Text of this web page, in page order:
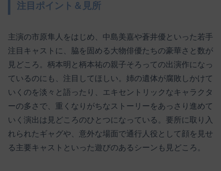
注目ポイント＆見所
主演の市原隼人をはじめ、中島美嘉や蒼井優といった若手
注目キャストに、脇を固める大物俳優たちの豪華さと数が
見どころ。柄本明と柄本祐の親子そろっての出演作になっ
ているのにも、注目してほしい。姉の遺体が腐敗しかけて
いくのを淡々と語ったり、エキセントリックなキャラクタ
ーの多さで、重くなりがちなストーリーをあっさり進めて
いく演出は見どころのひとつになっている。要所に取り入
れられたギャグや、意外な場面で通行人役として顔を見せ
る主要キャストといった遊びのあるシーンも見どころ。